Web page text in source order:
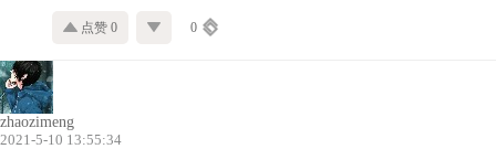
点赞 0 0
zhaozimeng
2021-5-10 13:55:34